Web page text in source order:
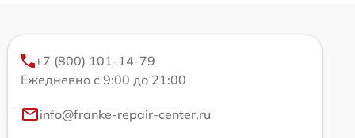
+7 (800) 101-14-79
Ежедневно с 9:00 до 21:00
info@franke-repair-center.ru